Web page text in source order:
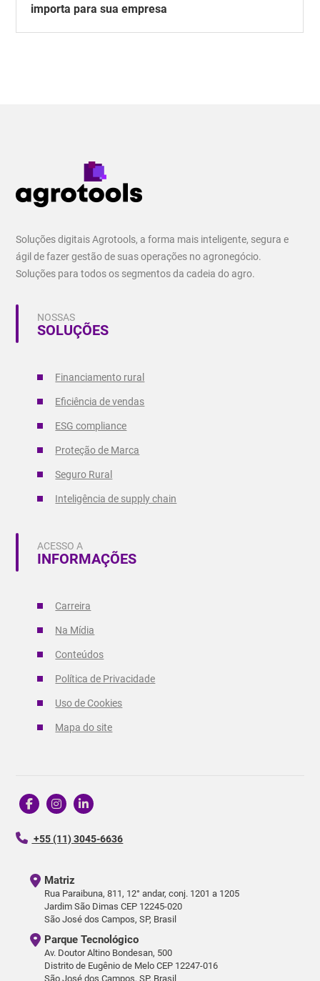
importa para sua empresa
Soluções digitais Agrotools, a forma mais inteligente, segura e
ágil de fazer gestão de suas operações no agronegócio.
Soluções para todos os segmentos da cadeia do agro.
NOSSAS
SOLUÇÕES
Financiamento rural
Eficiência de vendas
ESG compliance
Proteção de Marca
Seguro Rural
Inteligência de supply chain
ACESSO A
INFORMAÇÕES
Carreira
Na Mídia
Conteúdos
Política de Privacidade
Uso de Cookies
Mapa do site
+55 (11) 3045-6636
Matriz
Rua Paraibuna, 811, 12° andar, conj. 1201 a 1205
Jardim São Dimas CEP 12245-020
São José dos Campos, SP, Brasil
Parque Tecnológico
Av. Doutor Altino Bondesan, 500
Distrito de Eugênio de Melo CEP 12247-016
São José dos Campos, SP, Brasil